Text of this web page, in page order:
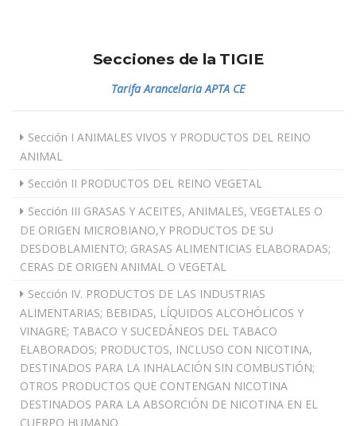
Secciones de la TIGIE
Tarifa Arancelaria APTA CE
Sección I ANIMALES VIVOS Y PRODUCTOS DEL REINO
ANIMAL
Sección II PRODUCTOS DEL REINO VEGETAL
Sección III GRASAS Y ACEITES, ANIMALES, VEGETALES O
DE ORIGEN MICROBIANO,Y PRODUCTOS DE SU
DESDOBLAMIENTO; GRASAS ALIMENTICIAS ELABORADAS;
CERAS DE ORIGEN ANIMAL O VEGETAL
Sección IV. PRODUCTOS DE LAS INDUSTRIAS
ALIMENTARIAS; BEBIDAS, LÍQUIDOS ALCOHÓLICOS Y
VINAGRE; TABACO Y SUCEDÁNEOS DEL TABACO
ELABORADOS; PRODUCTOS, INCLUSO CON NICOTINA,
DESTINADOS PARA LA INHALACIÓN SIN COMBUSTIÓN;
OTROS PRODUCTOS QUE CONTENGAN NICOTINA
DESTINADOS PARA LA ABSORCIÓN DE NICOTINA EN EL
CUERPO HUMANO